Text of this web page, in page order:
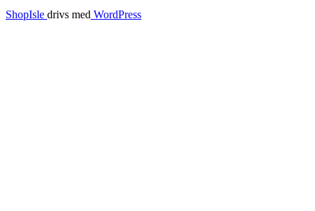
ShopIsle drivs med WordPress